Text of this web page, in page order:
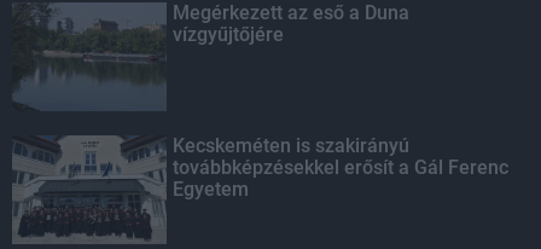
Megérkezett az eső a Duna
vízgyűjtőjére
Kecskeméten is szakirányú
továbbképzésekkel erősít a Gál Ferenc
Egyetem